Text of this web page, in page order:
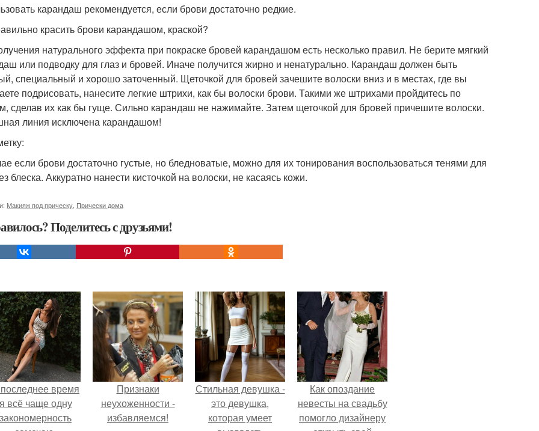
карандаш рекомендуется, если брови достаточно редкие.
красить брови карандашом, краской?
натурального эффекта при покраске бровей карандашом есть несколько правил. Не берите мягкий
или подводку для глаз и бровей. Иначе получится жирно и ненатурально. Карандаш должен быть
специальный и хорошо заточенный. Щеточкой для бровей зачешите волоски вниз и в местах, где вы
подрисовать, нанесите легкие штрихи, как бы волоски брови. Такими же штрихами пройдитесь по
сделав их как бы гуще. Сильно карандаш не нажимайте. Затем щеточкой для бровей причешите волоски.
линия исключена карандашом!
если брови достаточно густые, но бледноватые, можно для их тонирования воспользоваться тенями для
блеска. Аккуратно нанести кисточкой на волоски, не касаясь кожи.
Макияж под прическу Прически дома
Поделитесь с друзьями!
время
я всё чаще одну
закономерность
Признаки
неухоженности -
избавляемся!
Стильная девушка -
это девушка,
которая умеет
Как опоздание
невесты на свадьбу
помогло дизайнеру